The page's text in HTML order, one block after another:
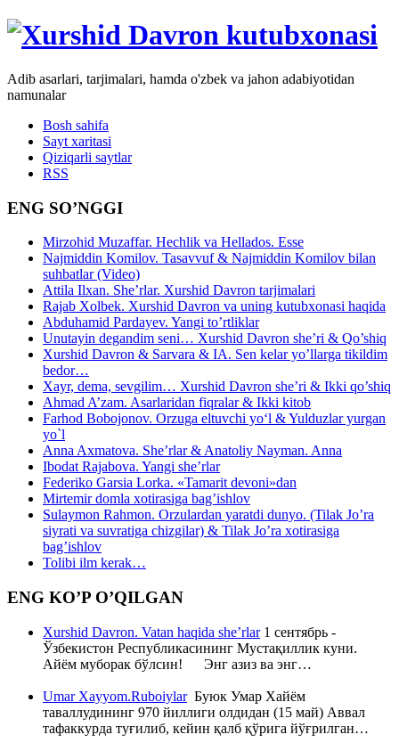
Adib asarlari, tarjimalari, hamda o'zbek va jahon adabiyotidan
namunalar
Bosh sahifa
Sayt xaritasi
Qiziqarli saytlar
RSS
ENG SO’NGGI
Mirzohid Muzaffar. Hechlik va Hellados. Esse
Najmiddin Komilov. Tasavvuf & Najmiddin Komilov bilan
suhbatlar (Video)
Attila Ilxan. She’rlar. Xurshid Davron tarjimalari
Rajab Xolbek. Xurshid Davron va uning kutubxonasi haqida
Abduhamid Pardayev. Yangi to’rtliklar
Unutayin degandim seni… Xurshid Davron she’ri & Qo’shiq
Xurshid Davron & Sarvara & IA. Sen kelar yo’llarga tikildim
bedor…
Xayr, dema, sevgilim… Xurshid Davron she’ri & Ikki qo’shiq
Ahmad A’zam. Asarlaridan fiqralar & Ikki kitob
Farhod Bobojonov. Orzuga eltuvchi yo‘l & Yulduzlar yurgan
yo`l
Anna Axmatova. She’rlar & Anatoliy Nayman. Anna
Ibodat Rajabova. Yangi she’rlar
Federiko Garsia Lorka. «Tamarit devoni»dan
Mirtemir domla xotirasiga bag’ishlov
Sulaymon Rahmon. Orzulardan yaratdi dunyo. (Tilak Jo’ra
siyrati va suvratiga chizgilar) & Tilak Jo’ra xotirasiga
bag’ishlov
Tolibi ilm kerak…
ENG KO’P O’QILGAN
Xurshid Davron. Vatan haqida she’rlar1 сентябрь -
Ўзбекистон Республикасининг Мустақиллик куни.
Айём муборак бўлсин! Энг азиз ва энг…
Umar Xayyom.RuboiylarБуюк Умар Хайём
таваллудининг 970 йиллиги олдидан (15 май) Аввал
тафаккурда туғилиб, кейин қалб қўрига йўғрилган…